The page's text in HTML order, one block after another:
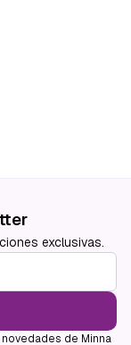
exclusivas.
de Minna